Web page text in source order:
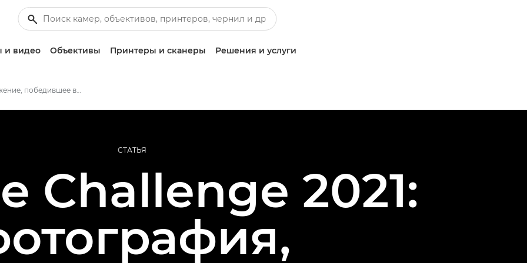
и видео Объективы Принтеры и сканеры Решения и услуги
Изображение, победившее в конкурсе Redline Challenge 2021
СТАТЬЯ
Challenge 2021: